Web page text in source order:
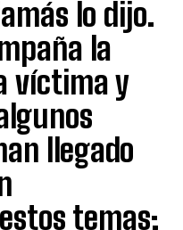
lo dijo.
la
víctima y
llegado
temas;